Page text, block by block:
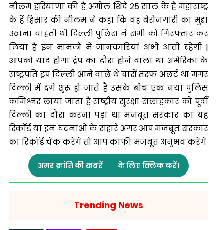
नीलम हरियाणा की है अमोल शिंदे 25 साल के हैं महाराष्ट्र
के हैं हिसार की नीलम ने कहा कि वह बेरोजगारी का मुद्दा
उठाना चाहती थी दिल्ली पुलिस ने सभी को गिरफ्तार कर
लिया है इन मामलों में जानकारियां अभी आती रहेगी |
आपको याद होगा ट्रंप का दौरा होने वाला था अमेरिका के
राष्ट्रपति ट्रंप दिल्ली आने वाले थे चारों तरफ अलर्ट था मगर
दिल्ली में दंगे शुरू हो जाते हैं उसके बीच एक नया पुलिस
कमिश्नर लाया जाता है राष्ट्रीय सुरक्षा सलाहकार को पूर्वी
दिल्ली का दौरा करना पड़ा था मजबूत सरकार का यह
रिकॉर्ड या इन घटनाओं के सहारे अगर आप मजबूत सरकार
का रिकॉर्ड चेक करेंगे तो आप काफी मजबूत अनुभव करेंगे
अमर क्रांति की खबरें के लिए क्लिक करें।
Trending News